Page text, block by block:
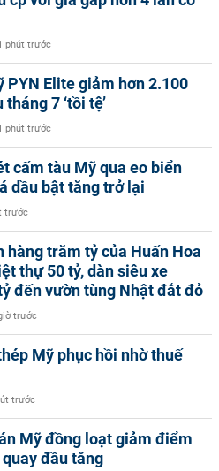
phút trước
PYN Elite giảm hơn 2.100
7 ‘tồi tệ’
phút trước
cấm tàu Mỹ qua eo biển
dầu bật tăng trở lại
trước
hàng trăm tỷ của Huấn Hoa
thự 50 tỷ, dàn siêu xe
đến vườn tùng Nhật đắt đỏ
trước
Mỹ phục hồi nhờ thuế
trước
Mỹ đồng loạt giảm điểm
đầu tăng